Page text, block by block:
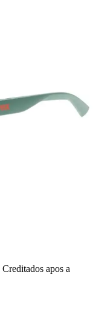
Creditados apos a